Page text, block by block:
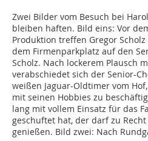
Zwei Bilder vom Besuch bei
bleiben haften. Bild eins: Vor
Produktion treffen Gregor
dem Firmenparkplatz auf den
Scholz. Nach lockerem Plausch
verabschiedet sich der Senior-
weißen Jaguar-Oldtimer vom
mit seinen Hobbies zu
lang mit vollem Einsatz für das
geschuftet hat, der darf zu
genießen. Bild zwei: Nach